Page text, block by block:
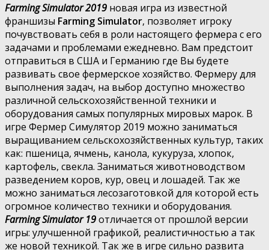
Farming Simulator 2019 новая игра из известной
франшизы Farming Simulator, позволяет игроку
почувствовать себя в роли настоящего фермера с его
задачами и проблемами ежедневно. Вам предстоит
отправиться в США и Германию где Вы будете
развивать свое фермерское хозяйство. Фермеру для
выполнения задач, на выбор доступно множество
различной сельскохозяйственной техники и
оборудования самых популярных мировых марок. В
игре Фермер Симулятор 2019 можно заниматься
выращиванием сельскохозяйственных культур, таких
как: пшеница, ячмень, канола, кукуруза, хлопок,
картофель, свекла. Заниматься животноводством
разведением коров, кур, овец и лошадей. Так же
можно заниматься лесозаготовкой для которой есть
огромное количество техники и оборудования.
Farming Simulator 19отличается от прошлой версии
игры: улучшенной графикой, реалистичностью а так
же новой техникой. Так же в игре сильно развита